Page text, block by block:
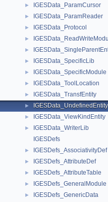
► IGESData_ParamCursor
► IGESData_ParamReader
► IGESData_Protocol
►
►
► IGESData_SpecificLib
► IGESData_SpecificModule
► IGESData_ToolLocation
► IGESData_TransfEntity
► IGESData_UndefinedEntity
► IGESData_ViewKindEntity
►
IGESData_WriterLib
IGESDefs
► IGESDefs_AssociativityDef
► IGESDefs_AttributeDef
► IGESDefs_AttributeTable
► IGESDefs_GeneralModule
► IGESDefs_GenericData